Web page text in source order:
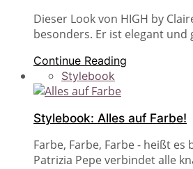
Dieser Look von HIGH by
besonders. Er ist elegant und
Continue Reading
Stylebook
Stylebook: Alles auf Farbe!
Farbe, Farbe, Farbe - heißt es
Patrizia Pepe verbindet alle